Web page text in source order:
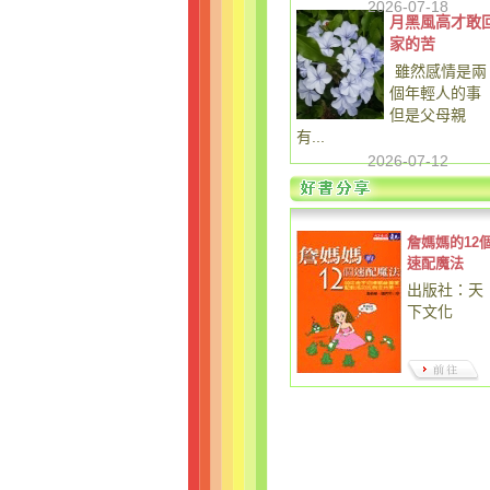
2026-07-18
月黑風高才敢
家的苦
雖然感情是兩
個年輕人的事
但是父母親
有...
2026-07-12
詹媽媽的12
速配魔法
出版社：天
下文化